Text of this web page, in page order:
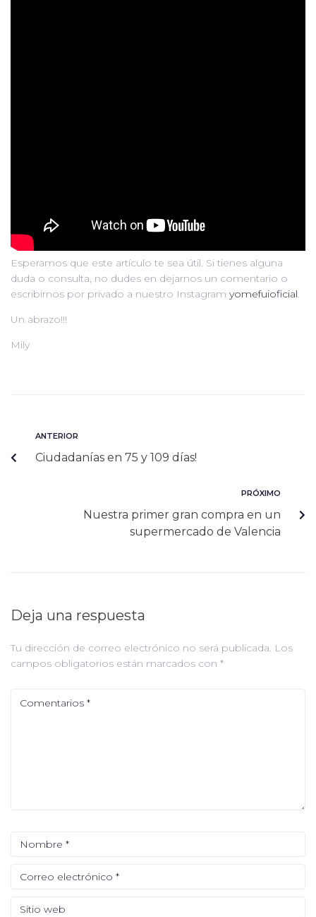
Esperamos que este artículo te sea útil. Si tienes alguna
duda o consulta, no dudes en dejarnos un comentario o
escribirnos por privado a nuestro Instagram yomefuioficial.
Un abrazo!!!
Mily
ANTERIOR
Ciudadanías en 75 y 109 días!
PRÓXIMO
Nuestra primer gran compra en un
supermercado de Valencia
Deja una respuesta
Tu dirección de correo electrónico no será publicada. Los
campos obligatorios están marcados con *